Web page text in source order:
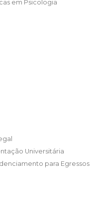
em Psicologia
Universitária
para Egressos